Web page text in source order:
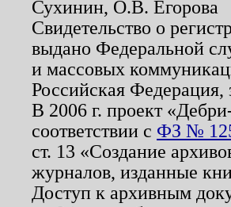
Сухинин, О.В. Егорова
Свидетельство о
выдано Федеральной
и массовых
Российская
В 2006 г. проект
соответствии с ФЗ №
ст. 13 «Создание
журналов, изданные
Доступ к архивным